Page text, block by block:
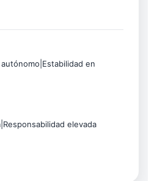
en
elevada